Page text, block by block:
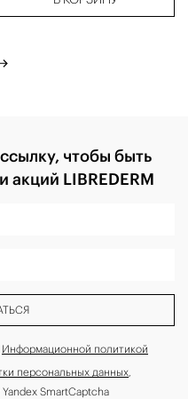
чтобы быть
акций LIBREDERM
Информационной политикой
персональных данных,
SmartCaptcha